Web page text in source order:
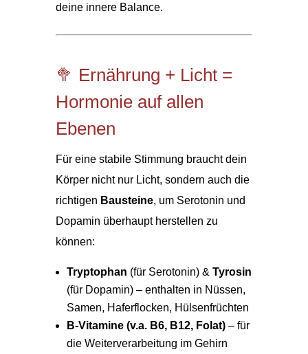
deine innere Balance.
🥦 Ernährung + Licht =
Hormonie auf allen
Ebenen
Für eine stabile Stimmung braucht dein
Körper nicht nur Licht, sondern auch die
richtigen Bausteine, um Serotonin und
Dopamin überhaupt herstellen zu
können:
Tryptophan (für Serotonin) & Tyrosin
(für Dopamin) – enthalten in Nüssen,
Samen, Haferflocken, Hülsenfrüchten
B-Vitamine (v.a. B6, B12, Folat)– für
die Weiterverarbeitung im Gehirn